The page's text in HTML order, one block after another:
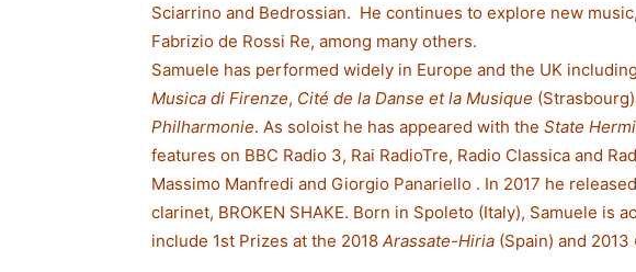
Sciarrino and Bedrossian. He continues to explore new
Fabrizio de Rossi Re, among many others.
Samuele has performed widely in Europe and the UK including
Musica di Firenze, Cité de la Danse et la Musique
Philharmonie. As soloist he has appeared with the State
features on BBC Radio 3, Rai RadioTre, Radio Classica and
Massimo Manfredi and Giorgio Panariello . In 2017 he
clarinet, BROKEN SHAKE. Born in Spoleto (Italy), Samuele is
include 1st Prizes at the 2018 Arassate-Hiria (Spain) and 2013